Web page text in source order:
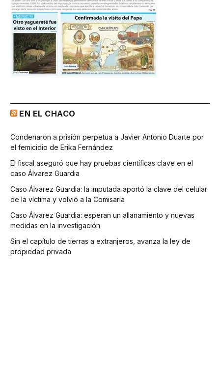
EN EL CHACO
Condenaron a prisión perpetua a Javier Antonio Duarte por
el femicidio de Erika Fernández
El fiscal aseguró que hay pruebas científicas clave en el
caso Álvarez Guardia
Caso Álvarez Guardia: la imputada aportó la clave del celular
de la víctima y volvió a la Comisaría
Caso Álvarez Guardia: esperan un allanamiento y nuevas
medidas en la investigación
Sin el capítulo de tierras a extranjeros, avanza la ley de
propiedad privada